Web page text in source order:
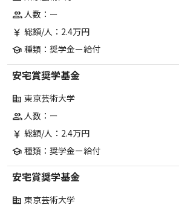
group人数：ー
currency_yen 総額/人：2.4万円
school 種類：奨学金ー給付
安宅賞奨学基金
corporate_fare 東京芸術大学
group人数：ー
currency_yen 総額/人：2.4万円
school 種類：奨学金ー給付
安宅賞奨学基金
corporate_fare 東京芸術大学